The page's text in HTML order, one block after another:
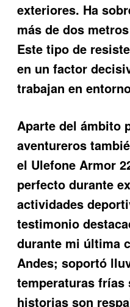
exteriores. Ha
más de dos
Este tipo de
en un factor
trabajan en
Aparte del ámbito
aventureros
el Ulefone Armor
perfecto durante
actividades
testimonio
durante mi última
Andes; soportó
temperaturas frías
historias son